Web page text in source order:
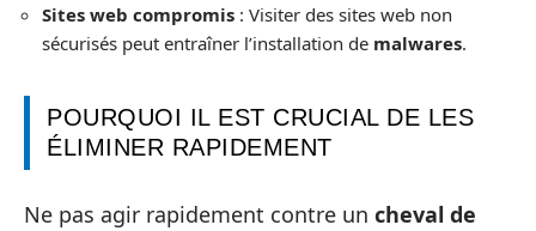
Sites web compromis : Visiter des sites web non
sécurisés peut entraîner l’installation de malwares.
POURQUOI IL EST CRUCIAL DE LES
ÉLIMINER RAPIDEMENT
Ne pas agir rapidement contre un cheval de